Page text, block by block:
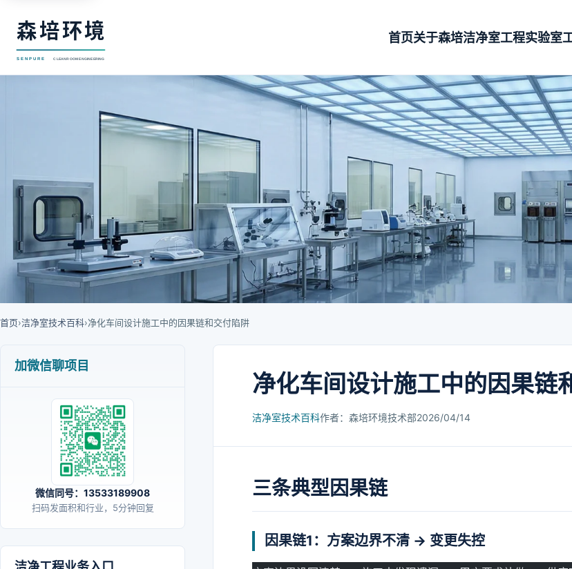
首页关于森培洁净室工程实验室
首页›洁净室技术百科›净化车间设计施工中的因果链和交付陷阱
加微信聊项目
微信同号：13533189908
扫码发面积和行业，5分钟回复
净化车间设计施工中的因果链
洁净室技术百科作者：森培环境技术部2026/04/14
三条典型因果链
因果链1：方案边界不清 → 变更失控